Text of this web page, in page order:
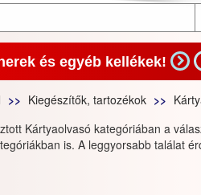
és egyéb kellékek!
Kiegészítők, tartozékok
Kártyaolvasó kategóriában a
is. A leggyorsabb találat